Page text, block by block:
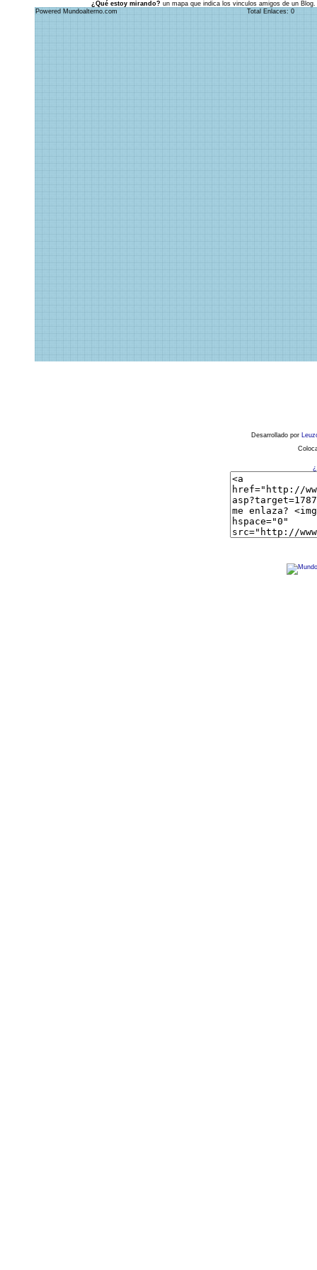
¿Qué estoy mirando? un mapa que indica los vinculos amigos de un
Powered Mundoalterno.com
Total Enlaces: 0
Desarrollado por